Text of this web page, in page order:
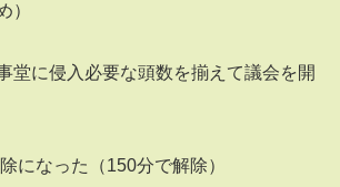
）
堂に侵入必要な頭数を揃えて議会を開
になった（150分で解除）